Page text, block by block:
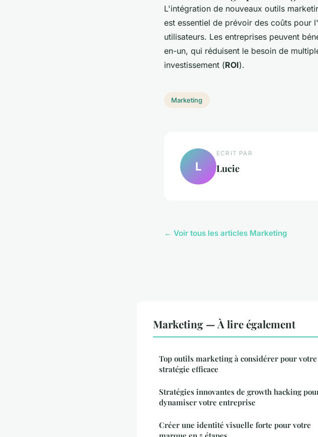
L'intégration de nouveaux outils
est essentiel de prévoir des coûts pour
utilisateurs. Les entreprises peuvent
en-un, qui réduisent le besoin de
investissement (ROI).
Marketing
L
ECRIT PAR
Lucie
← Voir tous les articles Marketing
Marketing — À lire également
Top outils marketing à considérer pour votre
stratégie efficace
Stratégies innovantes de growth hacking
dynamiser votre entreprise
Créer une identité visuelle forte pour votre